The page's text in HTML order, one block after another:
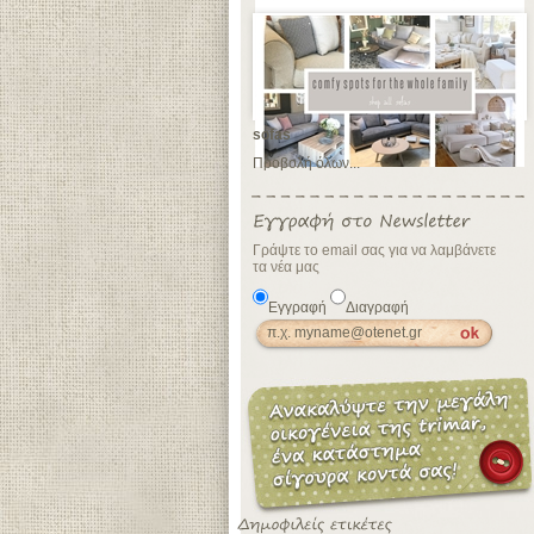
sofas
Προβολή όλων...
Γράψτε το email σας για να λαμβάνετε
τα νέα μας
Εγγραφή Διαγραφή